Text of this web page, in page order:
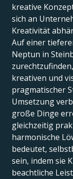
kreative
sich an
Kreativität
Auf einer
Neptun in
kreativen und
pragmatischer
Umsetzung
große Dinge
gleichzeitig
harmonische
bedeutet,
sein, indem sie
beachtliche